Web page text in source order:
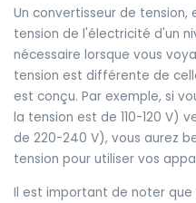
Un convertisseur de
tension de l'électricité d'un
nécessaire lorsque vous
tension est différente de
est conçu. Par exemple, si
la tension est de 110-120 V)
de 220-240 V), vous aurez
tension pour utiliser vos
Il est important de noter que